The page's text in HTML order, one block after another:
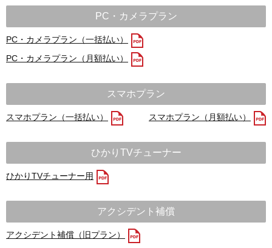
PC・カメラプラン
PC・カメラプラン（一括払い）
PC・カメラプラン（月額払い）
スマホプラン
スマホプラン（一括払い） スマホプラン（月額払い）
ひかりTVチューナー
ひかりTVチューナー用
アクシデント補償
アクシデント補償（旧プラン）